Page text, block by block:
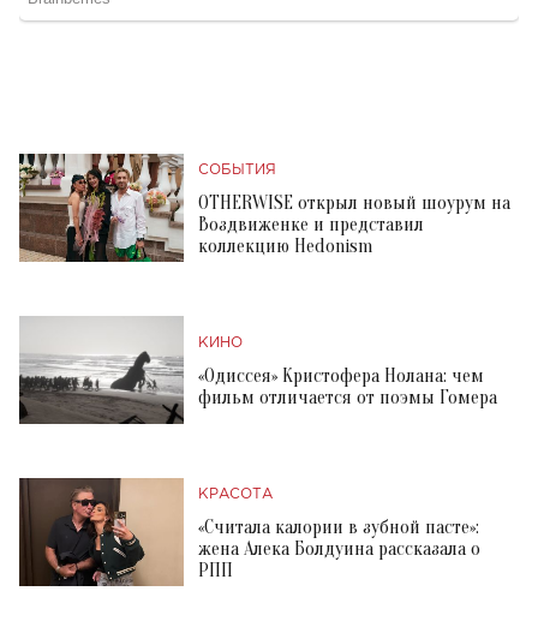
СОБЫТИЯ
OTHERWISE открыл новый шоурум на
Воздвиженке и представил
коллекцию Hedonism
КИНО
«Одиссея» Кристофера Нолана: чем
фильм отличается от поэмы Гомера
КРАСОТА
«Считала калории в зубной пасте»:
жена Алека Болдуина рассказала о
РПП